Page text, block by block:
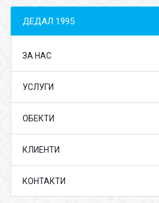
ДЕДАЛ 1995
ЗА НАС
УСЛУГИ
ОБЕКТИ
КЛИЕНТИ
КОНТАКТИ